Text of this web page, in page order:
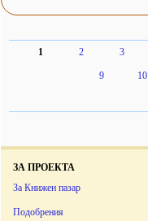
1 2 3
9 10
ЗА ПРОЕКТА
За Книжен пазар
Подобрения